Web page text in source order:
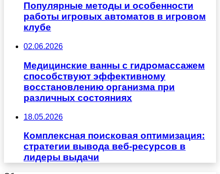
Популярные методы и особенности
работы игровых автоматов в игровом
клубе
02.06.2026
Медицинские ванны с гидромассажем
способствуют эффективному
восстановлению организма при
различных состояниях
18.05.2026
Комплексная поисковая оптимизация:
стратегии вывода веб-ресурсов в
лидеры выдачи